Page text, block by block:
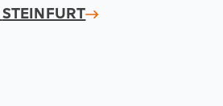
STEINFURT